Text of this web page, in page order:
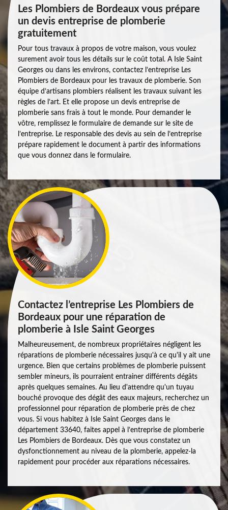
Les Plombiers de Bordeaux vous prépare
un devis entreprise de plomberie
gratuitement
Pour tous travaux à propos de votre maison, vous voulez
surement avoir tous les détails sur le coût total. A Isle Saint
Georges ou dans les environs, contactez l’entreprise Les
Plombiers de Bordeaux pour les travaux de plomberie. Son
équipe d’artisans plombiers réalisent les travaux suivant les
règles de l’art. Et elle propose un devis entreprise de
plomberie sans frais à tout le monde. Pour demander le
vôtre, remplissez le formulaire de demande sur le site de
l’entreprise. Le responsable des devis au sein de l’entreprise
prépare rapidement le document à partir des informations
que vous donnez dans le formulaire.
Contactez l’entreprise Les Plombiers de
Bordeaux pour une réparation de
plomberie à Isle Saint Georges
Malheureusement, de nombreux propriétaires négligent les
réparations de plomberie nécessaires jusqu'à ce qu'il y ait une
urgence. Bien que certains problèmes de plomberie puissent
sembler mineurs, ils pourraient entrainer différents dégâts
après quelques semaines. Au lieu d'attendre qu'un tuyau
bouché provoque des dégât des eaux majeurs, recherchez un
professionnel pour réparation de plomberie près de chez
vous. Si vous habitez à Isle Saint Georges dans le
département 33640, faites appel à l’entreprise de plomberie
Les Plombiers de Bordeaux. Dès que vous constatez un
dysfonctionnement au niveau de la plomberie, appelez-la
rapidement pour procéder aux réparations nécessaires.